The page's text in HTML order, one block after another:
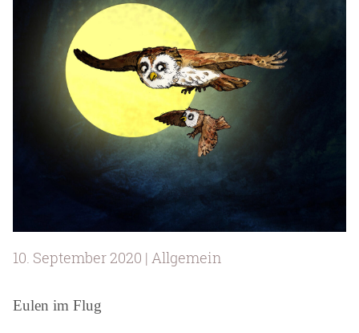
10. September 2020 | Allgemein
Eulen im Flug